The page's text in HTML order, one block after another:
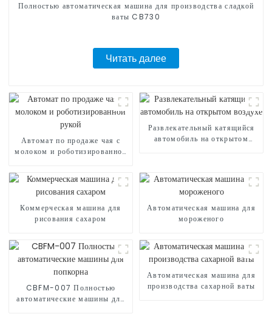
Полностью автоматическая машина для производства сладкой
ваты CB730
Читать далее
Автомат по продаже чая с
молоком и роботизированной
Развлекательный катящийся
автомобиль на открытом
Коммерческая машина для
рисования сахаром
Автоматическая машина для
мороженого
CBFM-007 Полностью
автоматические машины для
Автоматическая машина для
производства сахарной ваты